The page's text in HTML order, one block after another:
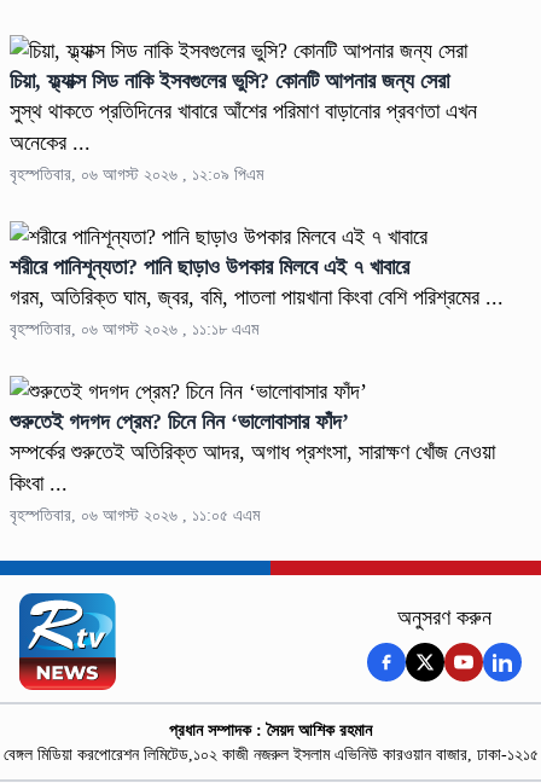
চিয়া, ফ্ল্যাক্স সিড নাকি ইসবগুলের ভুসি? কোনটি আপনার জন্য সেরা
সুস্থ থাকতে প্রতিদিনের খাবারে আঁশের পরিমাণ বাড়ানোর প্রবণতা এখন
অনেকের ...
বৃহস্পতিবার, ০৬ আগস্ট ২০২৬ , ১২:০৯ পিএম
শরীরে পানিশূন্যতা? পানি ছাড়াও উপকার মিলবে এই ৭ খাবারে
গরম, অতিরিক্ত ঘাম, জ্বর, বমি, পাতলা পায়খানা কিংবা বেশি পরিশ্রমের ...
বৃহস্পতিবার, ০৬ আগস্ট ২০২৬ , ১১:১৮ এএম
শুরুতেই গদগদ প্রেম? চিনে নিন ‘ভালোবাসার ফাঁদ’
সম্পর্কের শুরুতেই অতিরিক্ত আদর, অগাধ প্রশংসা, সারাক্ষণ খোঁজ নেওয়া
কিংবা ...
বৃহস্পতিবার, ০৬ আগস্ট ২০২৬ , ১১:০৫ এএম
অনুসরণ করুন
প্রধান সম্পাদক : সৈয়দ আশিক রহমান
বেঙ্গল মিডিয়া করপোরেশন লিমিটেড,১০২ কাজী নজরুল ইসলাম এভিনিউ কারওয়ান বাজার, ঢাকা-১২১৫